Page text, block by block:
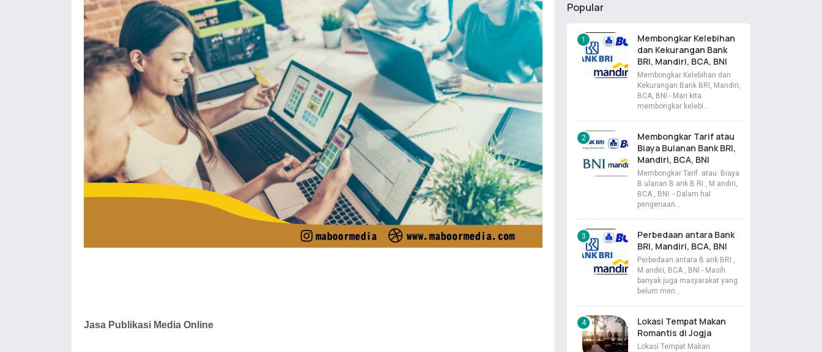
Jasa Publikasi Media Online
Popular
Membongkar Kelebihan
dan Kekurangan Bank
BRI, Mandiri, BCA, BNI
Membongkar Kelebihan dan
Kekurangan Bank BRI, Mandiri,
BCA, BNI - Mari kita
membongkar kelebi…
Membongkar Tarif atau
Biaya Bulanan Bank BRI,
Mandiri, BCA, BNI
Membongkar Tarif atau Biaya
B ulanan B ank B RI , M andiri,
BCA , BNI - Dalam hal
pengenaan…
Perbedaan antara Bank
BRI, Mandiri, BCA, BNI
Perbedaan antara B ank BRI ,
M andiri, BCA , BNI - Masih
banyak juga masyarakat yang
belum men…
Lokasi Tempat Makan
Romantis di Jogja
Lokasi Tempat Makan